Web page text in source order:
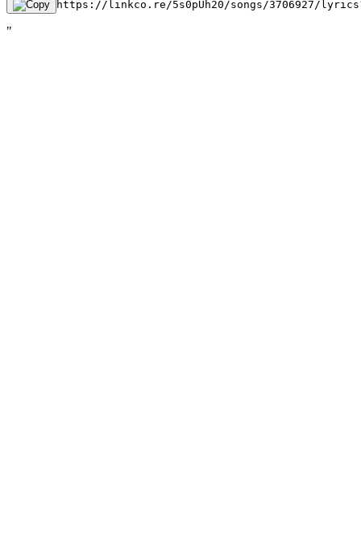
https://linkco.re/5s0pUh20/songs/3706927/
"